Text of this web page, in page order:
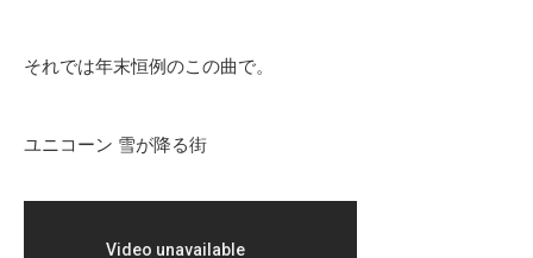
それでは年末恒例のこの曲で。
ユニコーン 雪が降る街